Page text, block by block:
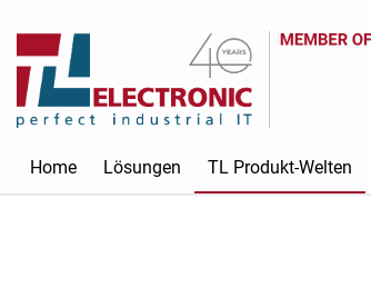
Home Lösungen TL Produkt-Welten